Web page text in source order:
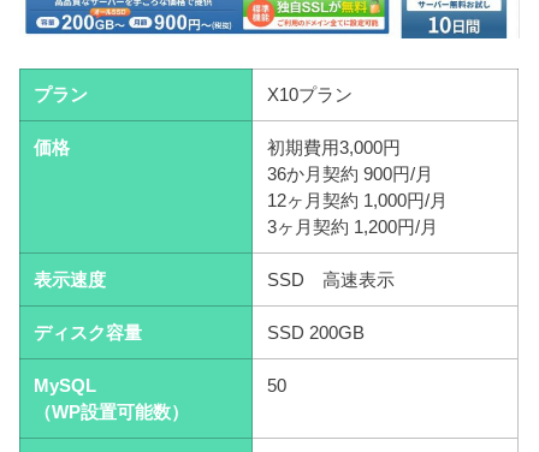
プラン X10プラン
価格
初期費用3,000円
36か月契約 900円/月
12ヶ月契約 1,000円/月
3ヶ月契約 1,200円/月
表示速度 SSD 高速表示
ディスク容量 SSD 200GB
MySQL
（WP設置可能数）
50